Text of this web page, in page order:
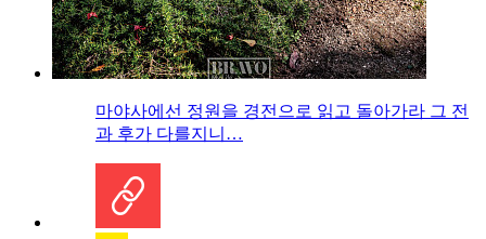
마야사에선 정원을 경전으로 읽고 돌아가라 그 전
과 후가 다를지니…